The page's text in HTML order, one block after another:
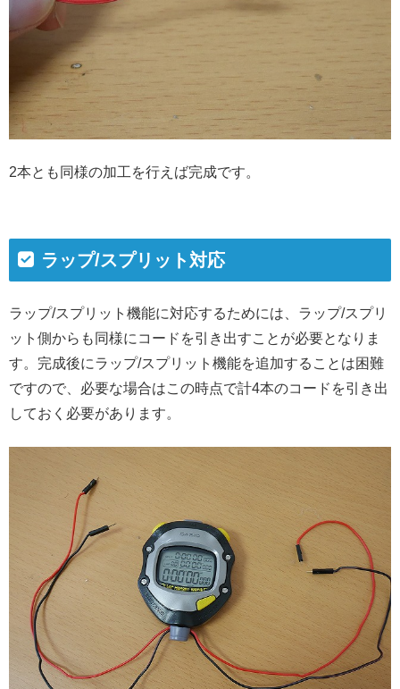
2本とも同様の加工を行えば完成です。
ラップ/スプリット対応
ラップ/スプリット機能に対応するためには、ラップ/スプリ
ット側からも同様にコードを引き出すことが必要となりま
す。完成後にラップ/スプリット機能を追加することは困難
ですので、必要な場合はこの時点で計4本のコードを引き出
しておく必要があります。